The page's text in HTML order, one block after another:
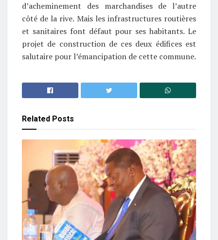
d’acheminement des marchandises de l’autre
côté de la rive. Mais les infrastructures routières
et sanitaires font défaut pour ses habitants. Le
projet de construction de ces deux édifices est
salutaire pour l’émancipation de cette commune.
Related Posts